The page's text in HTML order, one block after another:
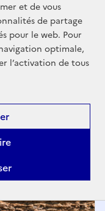
et de vous
de partage
pour le web. Pour
optimale,
l’activation de tous
sur cette
des sciences